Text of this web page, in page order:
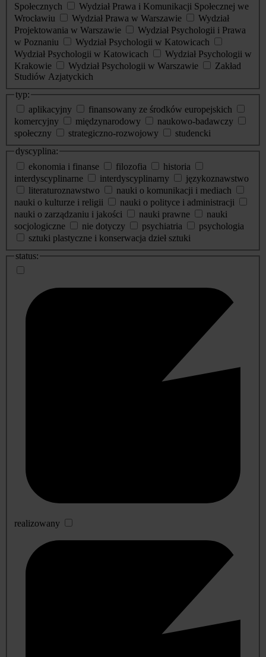
Społecznych
Wydział Prawa i Komunikacji Społecznej we
Wrocławiu
Wydział Prawa w Warszawie
Wydział
Projektowania w Warszawie
Wydział Psychologii i Prawa
w Poznaniu
Wydział Psychologii w Katowicach
Wydział Psychologii w Katowicach
Wydział Psychologii w
Krakowie
Wydział Psychologii w Warszawie
Zakład
Studiów Azjatyckich
typ:
aplikacyjny
finansowany ze środków europejskich
komercyjny
międzynarodowy
naukowo-badawczy
społeczny
strategiczno-rozwojowy
studencki
dyscyplina:
ekonomia i finanse
filozofia
historia
interdyscyplinarne
interdyscyplinarny
językoznawstwo
literaturoznawstwo
nauki o komunikacji i mediach
nauki o kulturze i religii
nauki o polityce i administracji
nauki o zarządzaniu i jakości
nauki prawne
nauki
socjologiczne
nie dotyczy psychiatria
psychologia
sztuki plastyczne i konserwacja dzieł sztuki
status:
realizowany